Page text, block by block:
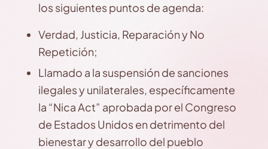
los siguientes puntos de agenda:
Verdad, Justicia, Reparación y No
Repetición;
Llamado a la suspensión de sanciones
ilegales y unilaterales, específicamente
la “Nica Act” aprobada por el Congreso
de Estados Unidos en detrimento del
bienestar y desarrollo del pueblo